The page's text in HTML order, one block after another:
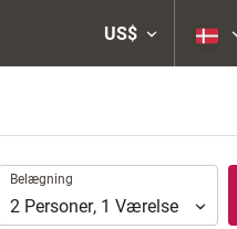
US$
Belægning
Belægning
2 Personer, 1 Værelse